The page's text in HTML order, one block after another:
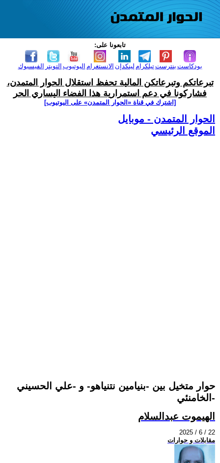
تابعونا على:
الفيسبوك التويتر اليوتيوب الانستغرام لينكدإن تيلكرامبنترست بودكاست
تبرعاتكم وتبرعاتكن المالية تحفظ استقلال الحوار المتمدن،
فشاركونا في دعم استمرارية هذا الفضاء اليساري الحر
[اشترك في قناة ‫«الحوار المتمدن» على اليوتيوب]
الحوار المتمدن - موبايل
الموقع الرئيسي
حوار متخيل بين -بنيامين نتنياهو- و -علي الحسيني
الخامنئي-
الهيموت عبدالسلام
2025 / 6 / 22
مقابلات و حوارات